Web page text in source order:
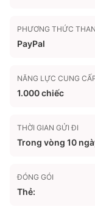
PHƯƠNG THỨC
PayPal
NĂNG LỰC CUNG
1.000 chiếc
THỜI GIAN GỬI ĐI
Trong vòng 10
ĐÓNG GÓI
Thẻ: